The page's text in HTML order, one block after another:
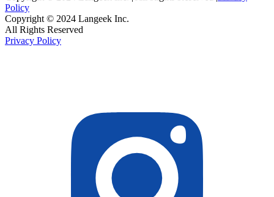
Policy
Copyright © 2024 Langeek Inc.
All Rights Reserved
Privacy Policy